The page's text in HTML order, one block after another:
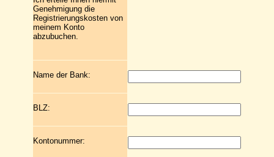
Genehmigung die
Registrierungskosten von
meinem Konto
abzubuchen.
Name der Bank:
BLZ:
Kontonummer: